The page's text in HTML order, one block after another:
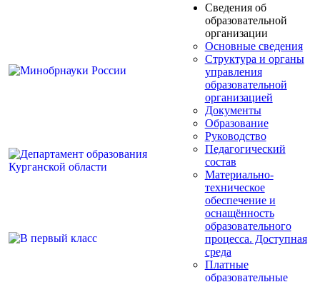
Сведения об
образовательной
организации
Основные сведения
Структура и органы
управления
образовательной
организацией
Документы
Образование
Руководство
Педагогический
состав
Материально-
техническое
обеспечение и
оснащённость
образовательного
процесса. Доступная
среда
Платные
образовательные